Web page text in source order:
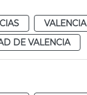
VALENCIA
DE VALENCIA